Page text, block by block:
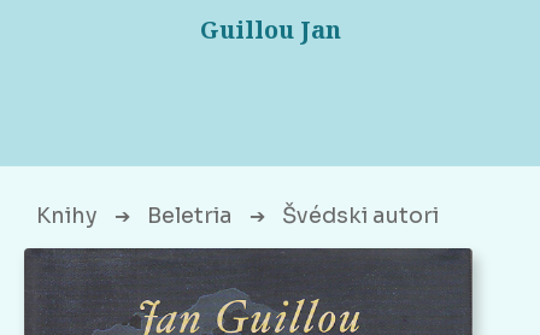
Guillou Jan
Knihy ➔ Beletria ➔ Švédski autori